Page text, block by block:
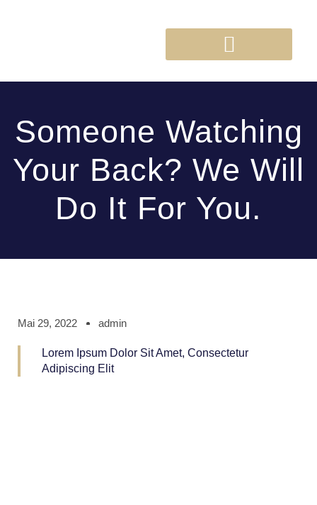
Someone Watching
Your Back? We Will
Do It For You.
Mai 29, 2022 admin
Lorem Ipsum Dolor Sit Amet, Consectetur
Adipiscing Elit